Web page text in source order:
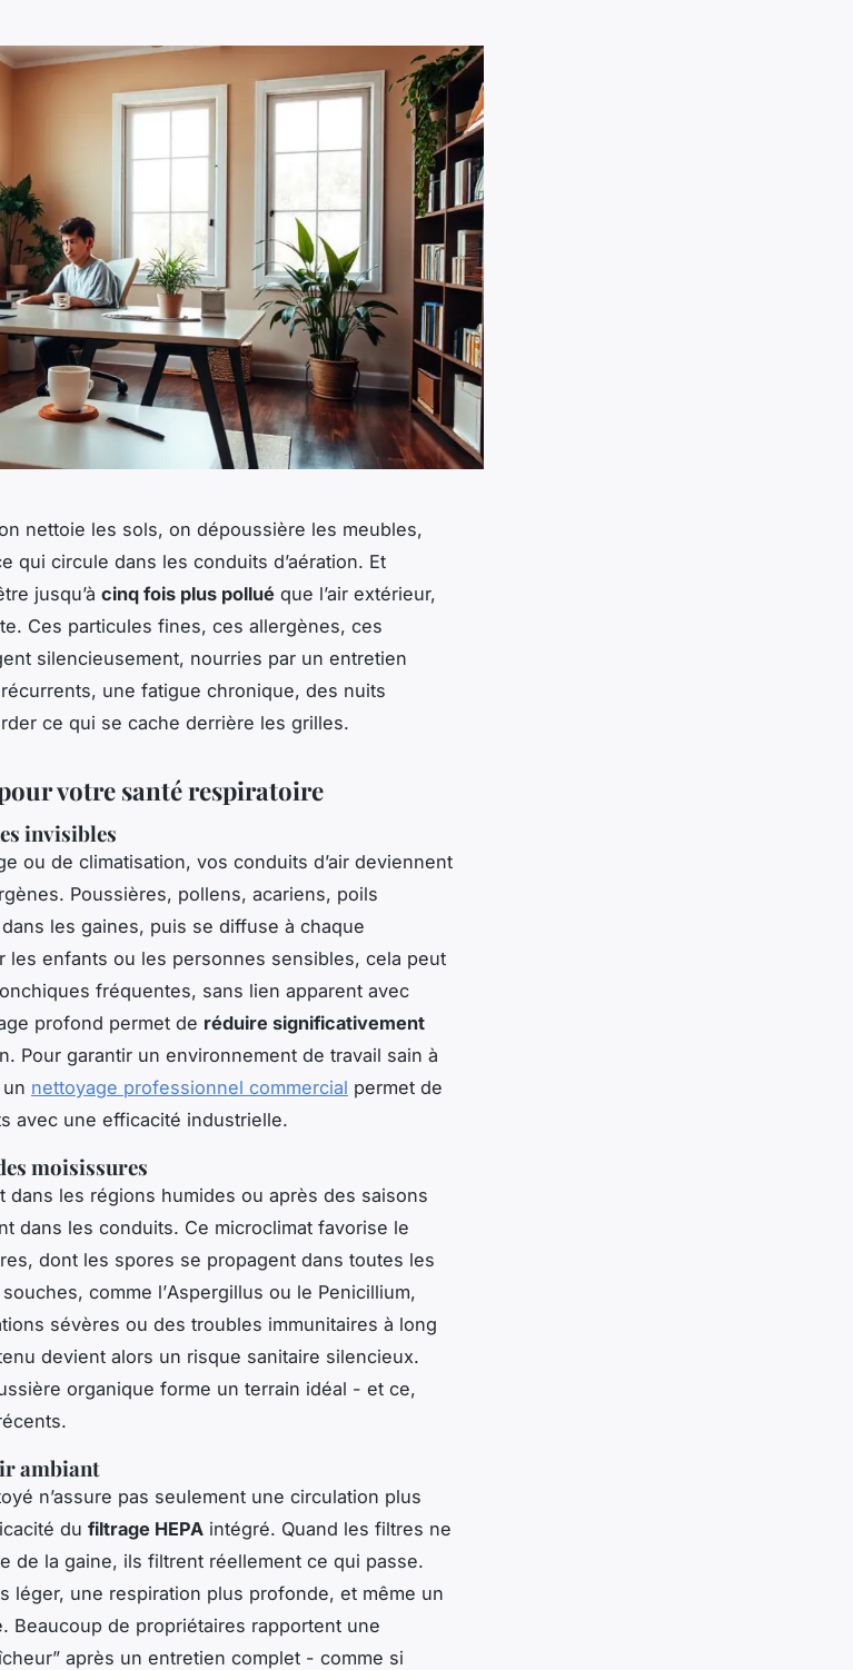
nettoie les sols, on dépoussière les meubles,
qui circule dans les conduits d’aération. Et
jusqu’à cinq fois plus pollué que l’air extérieur,
Ces particules fines, ces allergènes, ces
silencieusement, nourries par un entretien
une fatigue chronique, des nuits
ce qui se cache derrière les grilles.
votre santé respiratoire
invisibles
ou de climatisation, vos conduits d’air deviennent
Poussières, pollens, acariens, poils
dans les gaines, puis se diffuse à chaque
les enfants ou les personnes sensibles, cela peut
fréquentes, sans lien apparent avec
profond permet de réduire significativement
Pour garantir un environnement de travail sain à
nettoyage professionnel commercial permet de
avec une efficacité industrielle.
moisissures
dans les régions humides ou après des saisons
dans les conduits. Ce microclimat favorise le
dont les spores se propagent dans toutes les
comme l’Aspergillus ou le Penicillium,
sévères ou des troubles immunitaires à long
devient alors un risque sanitaire silencieux.
organique forme un terrain idéal - et ce,
ambiant
n’assure pas seulement une circulation plus
du filtrage HEPA intégré. Quand les filtres ne
de la gaine, ils filtrent réellement ce qui passe.
léger, une respiration plus profonde, et même un
Beaucoup de propriétaires rapportent une
après un entretien complet - comme si